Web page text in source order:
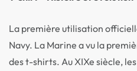
La première utilisation
Navy. La Marine a vu la
des t-shirts. Au XIXe siècle,